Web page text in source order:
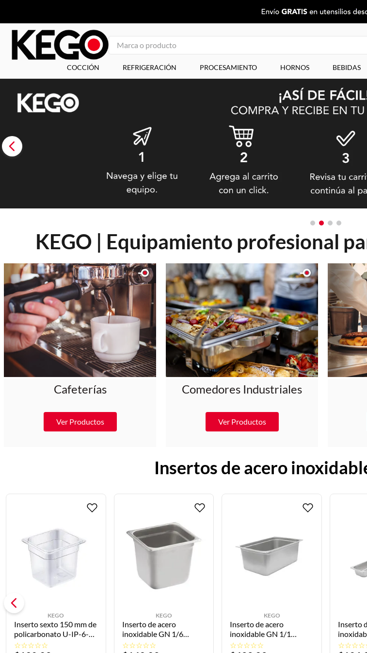
Marca o producto
COCCIÓN REFRIGERACIÓN PROCESAMIENTO HORNOS BEBIDAS
KEGO | Equipamiento profesional
Cafeterías
Ver Productos
Comedores Industriales
Ver Productos
Insertos de acero
KEGO
Inserto sexto 150 mm de
policarbonato U-IP-6-
150 KEGO
☆☆☆☆☆
KEGO
Inserto de acero
inoxidable GN 1/6
16.2x17.5x15cm U-II-
☆☆☆☆☆
KEGO
Inserto de acero
inoxidable GN 1/1
53X32.5X20cm U-II-01-
☆☆☆☆☆
Inserto
☆☆☆☆
.
congelador
5
6.